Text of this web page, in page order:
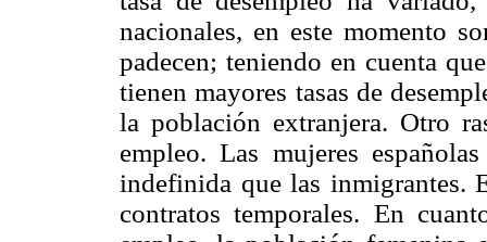
nacionales, en este momento
padecen; teniendo en cuenta
tienen mayores tasas de
la población extranjera. Otro
empleo. Las mujeres
indefinida que las inmigrantes.
contratos temporales. En